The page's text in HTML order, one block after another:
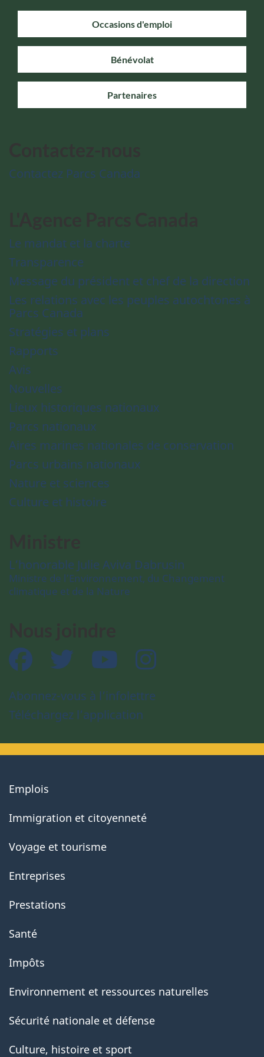
Occasions d'emploi
Bénévolat
Partenaires
Contactez Parcs Canada
Le mandat et la charte
Transparence
Message du président et chef de la direction
Les relations avec les peuples autochtones à
Parcs Canada
Stratégies et plans
Rapports
Avis
Nouvelles
Lieux historiques nationaux
Parcs nationaux
Aires marines nationales de conservation
Parcs urbains nationaux
Nature et sciences
Culture et histoire
L’honorable Julie Aviva Dabrusin
Ministre de l’Environnement, du Changement
climatique et de la Nature
Facebook Twitter YouTube
Abonnez-vous à l’infolettre
Téléchargez l’application
About
government
Emplois
Immigration et citoyenneté
Voyage et tourisme
Entreprises
Prestations
Santé
Impôts
Environnement et ressources naturelles
Sécurité nationale et défense
Culture, histoire et sport